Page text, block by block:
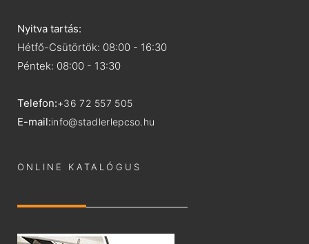
Nyitva tartás:
Hétfő-Csütörtök: 08:00 - 16:30
Péntek: 08:00 - 13:30
Telefon:+36 72 557 505
E-mail:info@stadlerlepcso.hu
ONLINE KATALÓGUS